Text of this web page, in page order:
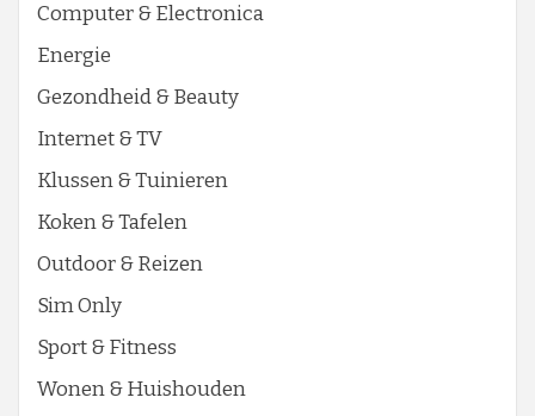
Computer & Electronica
Energie
Gezondheid & Beauty
Internet & TV
Klussen & Tuinieren
Koken & Tafelen
Outdoor & Reizen
Sim Only
Sport & Fitness
Wonen & Huishouden